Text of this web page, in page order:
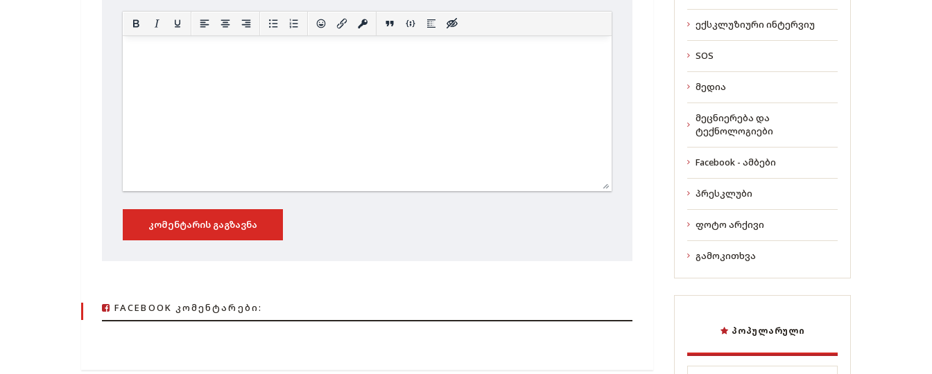
ᲙᲝᲛᲔᲜᲢᲐᲠᲘᲡ ᲒᲐᲒᲖᲐᲕᲜᲐ
FACEBOOK ᲙᲝᲛᲔᲜᲢᲐᲠᲔᲑᲘ:
ექსკლუზიური ინტერვიუ
SOS
მედია
მეცნიერება და
ტექნოლოგიები
Facebook - ამბები
პრესკლუბი
ფოტო არქივი
გამოკითხვა
ᲞᲝᲞᲣᲚᲐᲠᲣᲚᲘ